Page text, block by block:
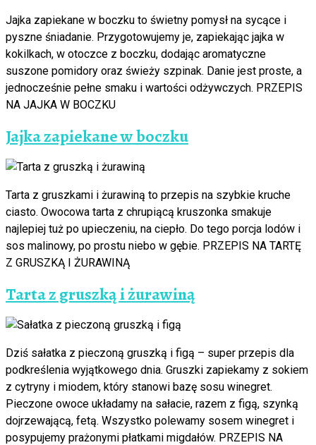
Jajka zapiekane w boczku to świetny pomysł na sycące i
pyszne śniadanie. Przygotowujemy je, zapiekając jajka w
kokilkach, w otoczce z boczku, dodając aromatyczne
suszone pomidory oraz świeży szpinak. Danie jest proste, a
jednocześnie pełne smaku i wartości odżywczych. PRZEPIS
NA JAJKA W BOCZKU
Jajka zapiekane w boczku
Tarta z gruszkami i żurawiną to przepis na szybkie kruche
ciasto. Owocowa tarta z chrupiącą kruszonka smakuje
najlepiej tuż po upieczeniu, na ciepło. Do tego porcja lodów i
sos malinowy, po prostu niebo w gębie. PRZEPIS NA TARTĘ
Z GRUSZKĄ I ŻURAWINĄ
Tarta z gruszką i żurawiną
Dziś sałatka z pieczoną gruszką i figą – super przepis dla
podkreślenia wyjątkowego dnia. Gruszki zapiekamy z sokiem
z cytryny i miodem, który stanowi bazę sosu winegret.
Pieczone owoce układamy na sałacie, razem z figą, szynką
dojrzewającą, fetą. Wszystko polewamy sosem winegret i
posypujemy prażonymi płatkami migdałów. PRZEPIS NA